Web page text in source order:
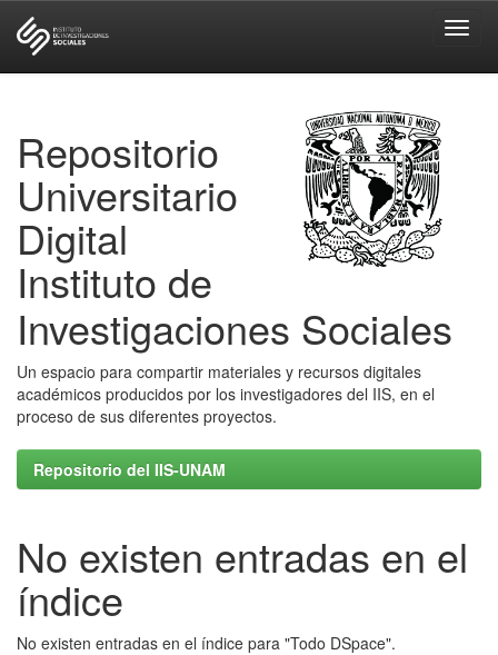
Repositorio
Universitario
Digital
Instituto de
Investigaciones Sociales
Un espacio para compartir materiales y recursos digitales
académicos producidos por los investigadores del IIS, en el
proceso de sus diferentes proyectos.
Repositorio del IIS-UNAM
No existen entradas en el
índice
No existen entradas en el índice para "Todo DSpace".